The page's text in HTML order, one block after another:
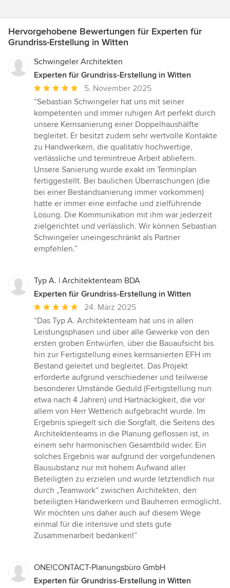
Hervorgehobene Bewertungen für Experten für
Grundriss-Erstellung in Witten
Schwingeler Architekten
Experten für Grundriss-Erstellung in Witten
Durchschnittliche
Bewertung:
5
von
5
Sternen
5. November 2025
“Sebastian Schwingeler hat uns mit seiner
kompetenten und immer ruhigen Art perfekt durch
unsere Kernsanierung einer Doppelhaushälfte
begleitet. Er besitzt zudem sehr wertvolle Kontakte
zu Handwerkern, die qualitativ hochwertige,
verlässliche und termintreue Arbeit abliefern.
Unsere Sanierung wurde exakt im Terminplan
fertiggestellt. Bei baulichen Überraschungen (die
bei einer Bestandsanierung immer vorkommen)
hatte er immer eine einfache und zielführende
Lösung. Die Kommunikation mit ihm war jederzeit
zielgerichtet und verlässlich. Wir können Sebastian
Schwingeler uneingeschränkt als Partner
empfehlen.”
Typ A. | Architektenteam BDA
Experten für Grundriss-Erstellung in Witten
Durchschnittliche
Bewertung:
5
von
5
Sternen
24. März 2025
“Das Typ A. Architektenteam hat uns in allen
Leistungsphasen und über alle Gewerke von den
ersten groben Entwürfen, über die Bauaufsicht bis
hin zur Fertigstellung eines kernsanierten EFH im
Bestand geleitet und begleitet. Das Projekt
erforderte aufgrund verschiedener und teilweise
besonderer Umstände Geduld (Fertigstellung nun
etwa nach 4 Jahren) und Hartnäckigkeit, die vor
allem von Herr Wetterich aufgebracht wurde. Im
Ergebnis spiegelt sich die Sorgfalt, die Seitens des
Architektenteams in die Planung geflossen ist, in
einem sehr harmonischen Gesamtbild wider. Ein
solches Ergebnis war aufgrund der vorgefundenen
Bausubstanz nur mit hohem Aufwand aller
Beteiligten zu erzielen und wurde letztendlich nur
durch „Teamwork“ zwischen Architekten, den
beteiligten Handwerkern und Bauherren ermöglicht.
Wir möchten uns daher auch auf diesem Wege
einmal für die intensive und stets gute
Zusammenarbeit bedanken!”
ONE!CONTACT-Planungsbüro GmbH
Experten für Grundriss-Erstellung in Witten